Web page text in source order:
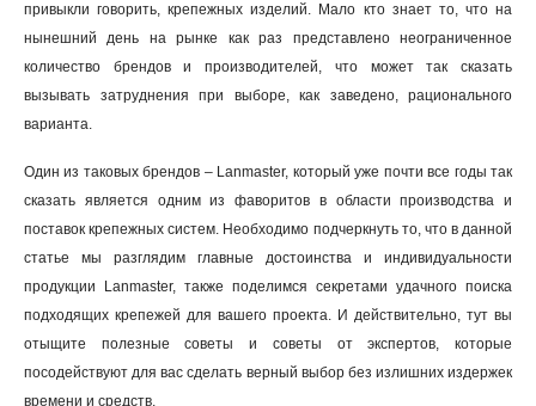
привыкли говорить, крепежных изделий. Мало кто знает то, что на
нынешний день на рынке как раз представлено неограниченное
количество брендов и производителей, что может так сказать
вызывать затруднения при выборе, как заведено, рационального
варианта.
Один из таковых брендов – Lanmaster, который уже почти все годы так
сказать является одним из фаворитов в области производства и
поставок крепежных систем. Необходимо подчеркнуть то, что в данной
статье мы разглядим главные достоинства и индивидуальности
продукции Lanmaster, также поделимся секретами удачного поиска
подходящих крепежей для вашего проекта. И действительно, тут вы
отыщите полезные советы и советы от экспертов, которые
посодействуют для вас сделать верный выбор без излишних издержек
времени и средств.